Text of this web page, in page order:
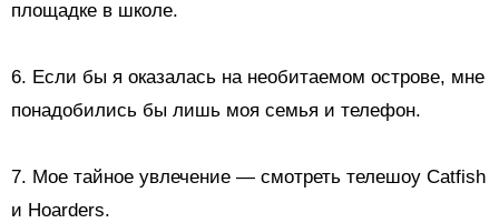
площадке в школе.
6. Если бы я оказалась на необитаемом острове, мне
понадобились бы лишь моя семья и телефон.
7. Мое тайное увлечение — смотреть телешоу Catfish
и Hoarders.